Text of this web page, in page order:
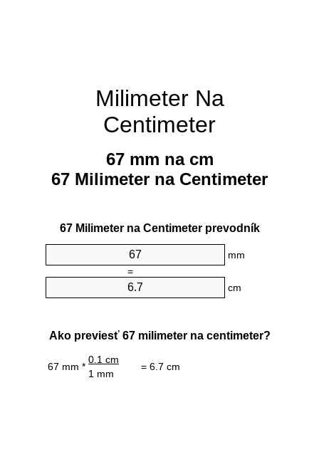
Milimeter Na
Centimeter
67 mm na cm
67 Milimeter na Centimeter
67 Milimeter na Centimeter prevodník
mm
=
cm
Ako previesť 67 milimeter na centimeter?
67 mm *
0.1 cm
= 6.7 cm
1 mm